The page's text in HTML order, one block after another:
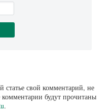
статье свой комментарий, не
будут прочитаны
.